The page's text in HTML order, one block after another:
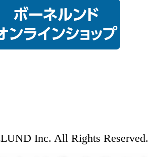
Inc. All Rights Reserved.